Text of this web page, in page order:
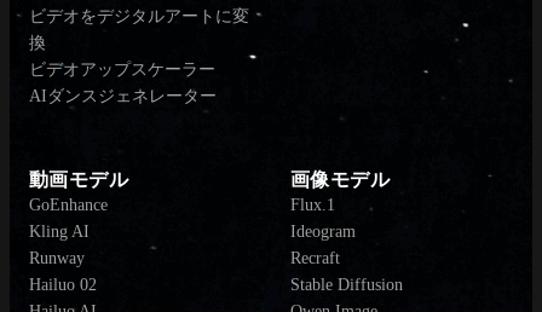
ビデオをデジタルアートに変
換
ビデオアップスケーラー
AIダンスジェネレーター
動画モデル
GoEnhance
Kling AI
Runway
Hailuo 02
画像モデル
Flux.1
Ideogram
Recraft
Stable Diffusion